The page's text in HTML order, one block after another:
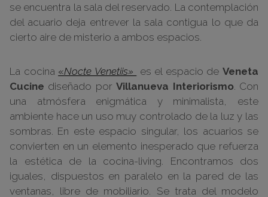
se encuentra la sala del reservado. La contemplación
del acuario deja entrever la sala contigua lo que da
cierto aire de misterio a ambos espacios.
La cocina «Nocte Venetiis» es el espacio deVeneta
Cucine diseñado porVillanueva Interiorismo. Con
una atmósfera enigmática y minimalista, este
ambiente hace un uso muy controlado de la luz y las
sombras. En este espacio singular, los acuarios se
convierten en un elemento inesperado que refuerza
la estética de la cocina-living. Encontramos dos
iguales, dispuestos en paralelo en la pared de las
ventanas, libre de mobiliario. Se trata del modelo